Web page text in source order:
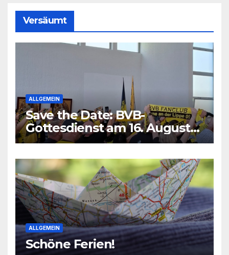
Versäumt
ALLGEMEIN
Save the Date: BVB-
Gottesdienst am 16. August
2026
ALLGEMEIN
Schöne Ferien!